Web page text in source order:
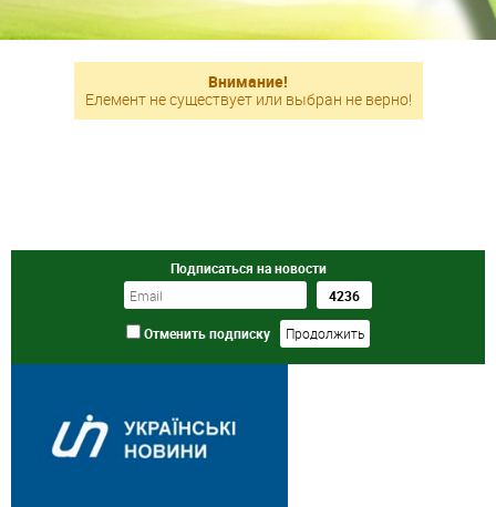
Внимание!
Елемент не существует или выбран не верно!
Подписаться на новости
Отменить подписку